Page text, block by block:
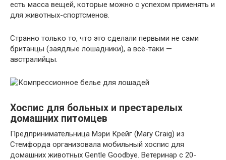
есть масса вещей, которые можно с успехом применять и
для животных-спортсменов.
Странно только то, что это сделали первыми не сами
британцы (заядлые лошадники), а всё-таки —
австралийцы.
Хоспис для больных и престарелых
домашних питомцев
Предпринимательница Мэри Крейг (Mary Craig) из
Стемфорда организовала мобильный хоспис для
домашних животных Gentle Goodbye. Ветеринар с 20-